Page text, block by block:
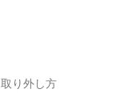
り外し方